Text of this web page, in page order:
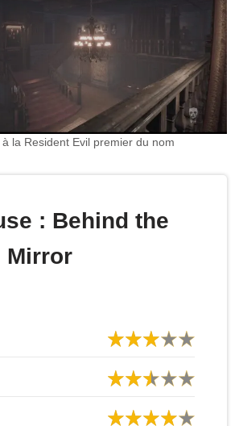
la Resident Evil premier du nom
: Behind the
Mirror